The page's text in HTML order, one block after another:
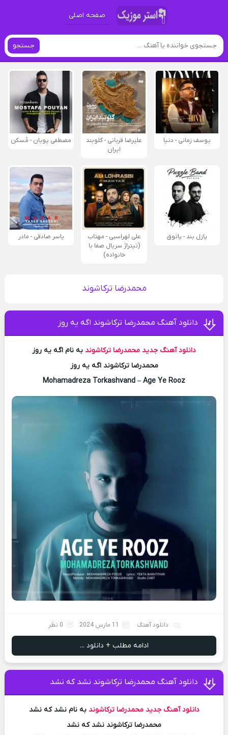
صفحه اصلی
جستجو
یوسف زمانی - دنیا
علیرضا قربانی - گلوبند
ایران
مصطفی پویان - مُسکن
پازل بند - پاتوق
علی لهراسبی - مهتاب
(تیتراژ سریال صفا با
خانواده)
یاسر صادقی - مادر
محمدرضا ترکاشوند
دانلود آهنگ محمدرضا ترکاشوند اگه یه روز
دانلود آهنگ جدید محمدرضا ترکاشوند به نام اگه یه روز
محمدرضا ترکاشوند اگه یه روز
Mohamadreza Torkashvand – Age Ye Rooz
دانلود آهنگ 11 مارس 2024 0 نظر
ادامه مطلب + دانلود ...
دانلود آهنگ محمدرضا ترکاشوند نشد که نشد
دانلود آهنگ جدید محمدرضا ترکاشوند به نام نشد که نشد
محمدرضا ترکاشوند نشد که نشد